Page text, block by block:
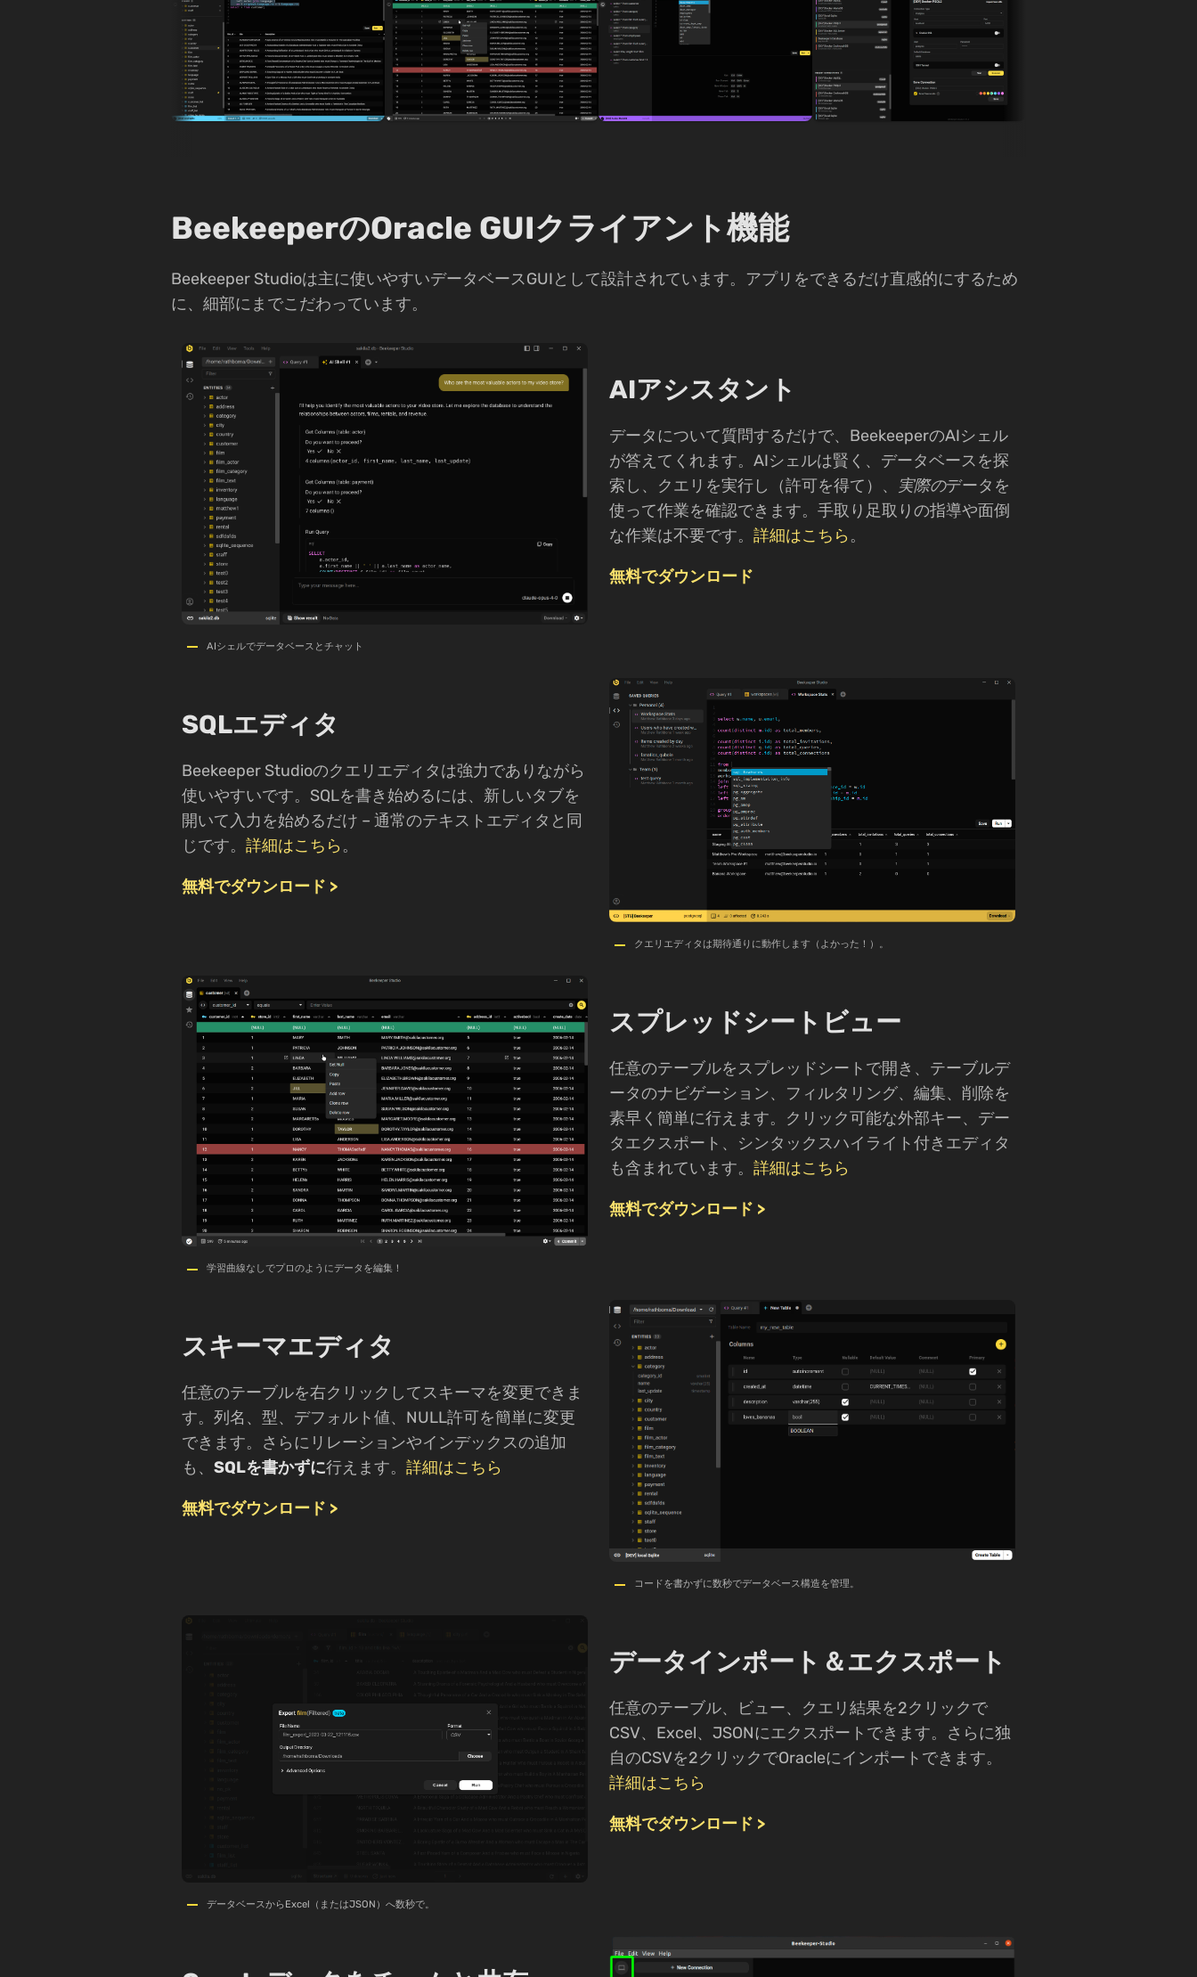
BeekeeperのOracle GUIクライアント機能
Beekeeper Studioは主に使いやすいデータベースGUIとして設計されています。アプリをできるだけ直感的にするため
に、細部にまでこだわっています。
AIアシスタント
データについて質問するだけで、BeekeeperのAIシェル
が答えてくれます。AIシェルは賢く、データベースを探
索し、クエリを実行し（許可を得て）、 実際のデータを
使って作業を確認できます。手取り足取りの指導や面倒
な作業は不要です。 詳細はこちら 。
無料でダウンロード
AIシェルでデータベースとチャット
SQLエディタ
Beekeeper Studioのクエリエディタは強力でありながら
使いやすいです。SQLを書き始めるには、新しいタブを
開いて入力を始めるだけ – 通常のテキストエディタと同
じです。 詳細はこちら 。
無料でダウンロード >
クエリエディタは期待通りに動作します（よかった！）。
スプレッドシートビュー
任意のテーブルをスプレッドシートで開き、テーブルデ
ータのナビゲーション、フィルタリング、編集、削除を
素早く簡単に行えます。クリック可能な外部キー、デー
タエクスポート、シンタックスハイライト付きエディタ
も含まれています。 詳細はこちら
無料でダウンロード >
学習曲線なしでプロのようにデータを編集！
スキーマエディタ
任意のテーブルを右クリックしてスキーマを変更できま
す。列名、型、デフォルト値、NULL許可を簡単に変更
できます。さらにリレーションやインデックスの追加
も、 SQLを書かずに行えます。 詳細はこちら
無料でダウンロード >
コードを書かずに数秒でデータベース構造を管理。
データインポート＆エクスポート
任意のテーブル、ビュー、クエリ結果を2クリックで
CSV、Excel、JSONにエクスポートできます。さらに独
自のCSVを2クリックでOracleにインポートできます。
詳細はこちら
無料でダウンロード >
データベースからExcel（またはJSON）へ数秒で。